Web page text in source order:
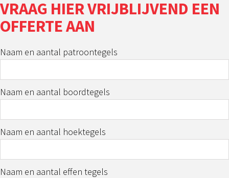
VRAAG HIER VRIJBLIJVEND EEN
OFFERTE AAN
Naam en aantal patroontegels
Naam en aantal boordtegels
Naam en aantal hoektegels
Naam en aantal effen tegels